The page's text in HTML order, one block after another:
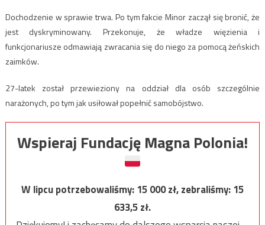
Dochodzenie w sprawie trwa. Po tym fakcie Minor zaczął się bronić, że
jest dyskryminowany. Przekonuje, że władze więzienia i
funkcjonariusze odmawiają zwracania się do niego za pomocą żeńskich
zaimków.
27-latek został przewieziony na oddział dla osób szczególnie
narażonych, po tym jak usiłował popełnić samobójstwo.
Wspieraj Fundację Magna Polonia!
W lipcu potrzebowaliśmy:15 000zł, zebraliśmy:15
633,5zł.